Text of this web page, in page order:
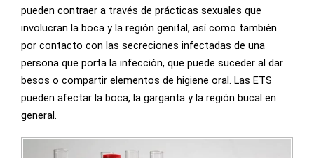
pueden contraer a través de prácticas sexuales que
involucran la boca y la región genital, así como también
por contacto con las secreciones infectadas de una
persona que porta la infección, que puede suceder al dar
besos o compartir elementos de higiene oral. Las ETS
pueden afectar la boca, la garganta y la región bucal en
general.